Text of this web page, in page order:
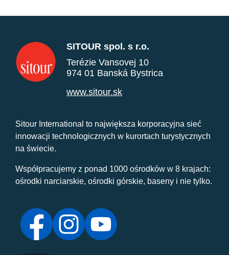
SITOUR spol. s r.o.
Terézie Vansovej 10
974 01 Banská Bystrica
www.sitour.sk
Sitour International to największa korporacyjna sieć
innowacji technologicznych w kurortach turystycznych
na świecie.
Współpracujemy z ponad 1000 ośrodków w 8 krajach:
ośrodki narciarskie, ośrodki górskie, baseny i nie tylko.